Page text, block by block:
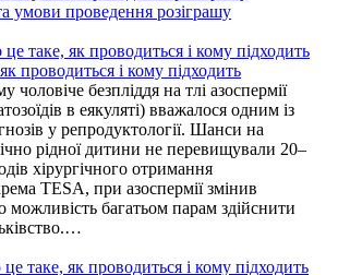
умови проведення розіграшу
проводиться і кому підходить
чоловіче безпліддя на тлі азоспермії
в еякуляті) вважалося одним із
у репродуктології. Шанси на
рідної дитини не перевищували 20–
хірургічного отримання
TESA, при азоспермії змінив
можливість багатьом парам здійснити